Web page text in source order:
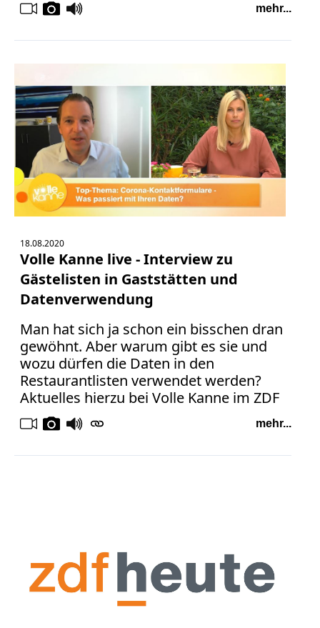
mehr...
18.08.2020
Volle Kanne live - Interview zu
Gästelisten in Gaststätten und
Datenverwendung
Man hat sich ja schon ein bisschen dran
gewöhnt. Aber warum gibt es sie und
wozu dürfen die Daten in den
Restaurantlisten verwendet werden?
Aktuelles hierzu bei Volle Kanne im ZDF
mehr...